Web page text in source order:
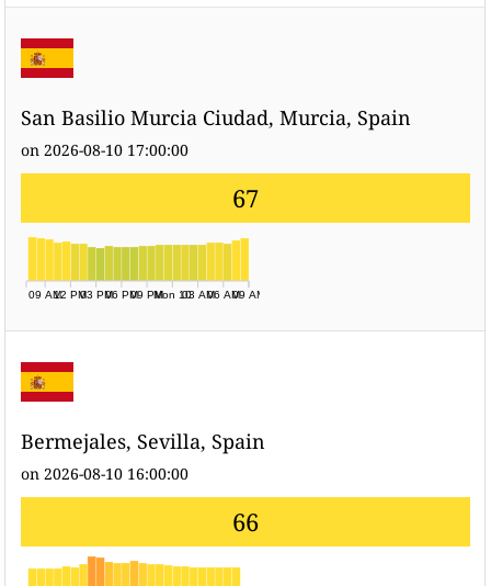
San Basilio Murcia Ciudad, Murcia, Spain
on 2026-08-10 17:00:00
67
09 AM12 PM03 PM06 PM09 PMMon 1003 AM06 AM09 AM
Bermejales, Sevilla, Spain
on 2026-08-10 16:00:00
66